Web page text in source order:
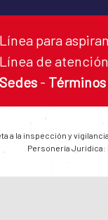
Línea para
Línea de atención
Sedes -
a la inspección y
Personería Jurídica: